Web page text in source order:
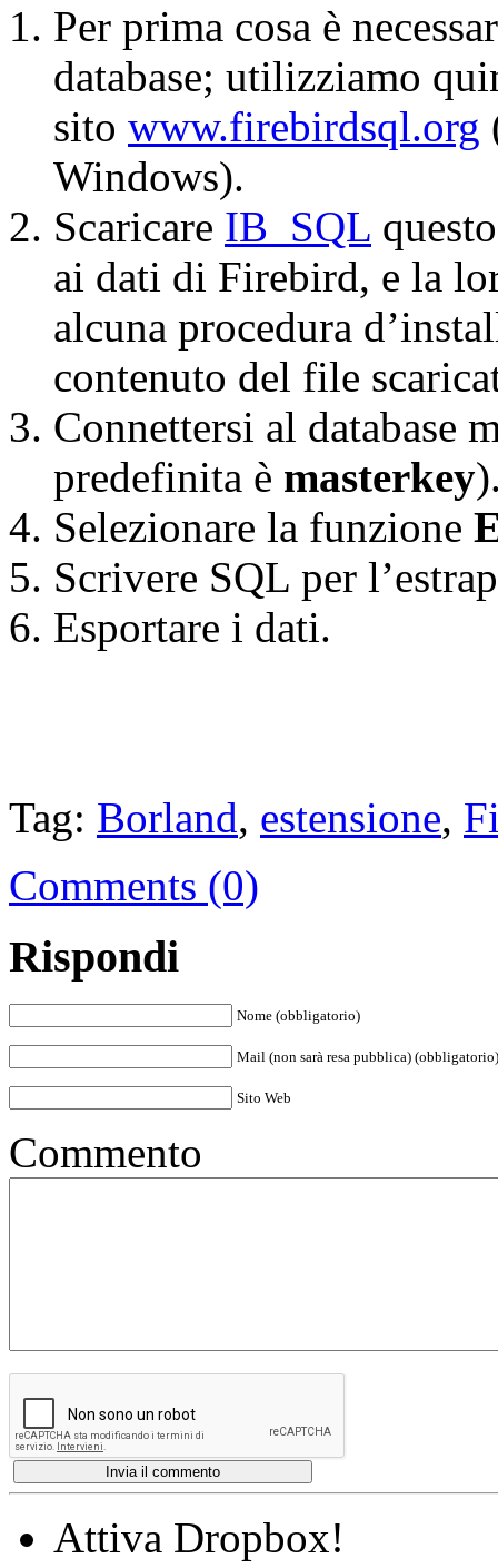
Per prima cosa è
database; utilizziamo
sito www.firebirdsql.org
Windows).
Scaricare IB_SQL
ai dati di Firebird, e la
alcuna procedura
contenuto del file
Connettersi al database
predefinita è masterkey
Selezionare la funzione
Scrivere SQL per
Esportare i dati.
Tag: Borland, estensione,
Comments (0)
Rispondi
Nome (obbligatorio)
Mail (non sarà resa pubblica) (obbligatorio)
Sito Web
Commento
Attiva Dropbox!